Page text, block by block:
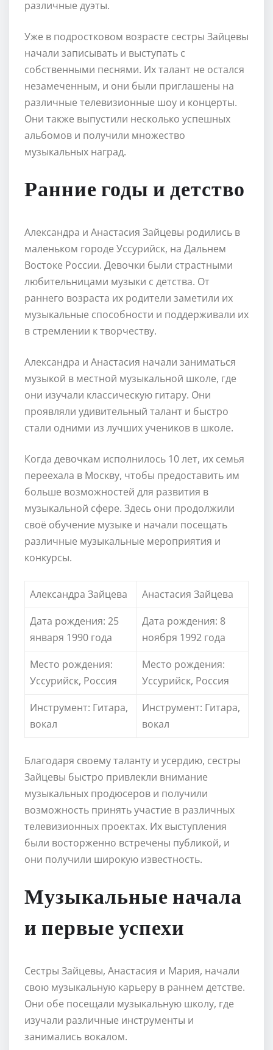
различные дуэты.
Уже в подростковом возрасте сестры Зайцевы
начали записывать и выступать с
собственными песнями. Их талант не остался
незамеченным, и они были приглашены на
различные телевизионные шоу и концерты.
Они также выпустили несколько успешных
альбомов и получили множество
музыкальных наград.
Ранние годы и детство
Александра и Анастасия Зайцевы родились в
маленьком городе Уссурийск, на Дальнем
Востоке России. Девочки были страстными
любительницами музыки с детства. От
раннего возраста их родители заметили их
музыкальные способности и поддерживали их
в стремлении к творчеству.
Александра и Анастасия начали заниматься
музыкой в местной музыкальной школе, где
они изучали классическую гитару. Они
проявляли удивительный талант и быстро
стали одними из лучших учеников в школе.
Когда девочкам исполнилось 10 лет, их семья
переехала в Москву, чтобы предоставить им
больше возможностей для развития в
музыкальной сфере. Здесь они продолжили
своё обучение музыке и начали посещать
различные музыкальные мероприятия и
конкурсы.
Александра Зайцева
Анастасия Зайцева
Дата рождения: 25
января 1990 года
Дата рождения: 8
ноября 1992 года
Место рождения:
Уссурийск, Россия
Место рождения:
Уссурийск, Россия
Инструмент: Гитара,
вокал
Инструмент: Гитара,
вокал
Благодаря своему таланту и усердию, сестры
Зайцевы быстро привлекли внимание
музыкальных продюсеров и получили
возможность принять участие в различных
телевизионных проектах. Их выступления
были восторженно встречены публикой, и
они получили широкую известность.
Музыкальные начала
и первые успехи
Сестры Зайцевы, Анастасия и Мария, начали
свою музыкальную карьеру в раннем детстве.
Они обе посещали музыкальную школу, где
изучали различные инструменты и
занимались вокалом.